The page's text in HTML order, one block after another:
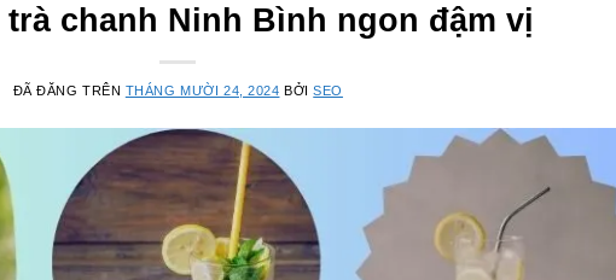
trà chanh Ninh Bình ngon đậm vị
ĐÃ ĐĂNG TRÊN THÁNG MƯỜI 24, 2024 BỞISEO